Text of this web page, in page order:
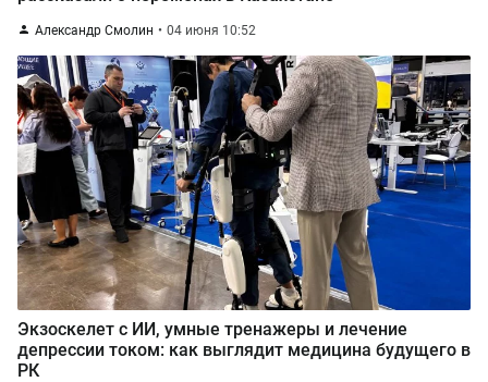
Александр Смолин 04 июня 10:52
Экзоскелет с ИИ, умные тренажеры и лечение
депрессии током: как выглядит медицина будущего в
РК